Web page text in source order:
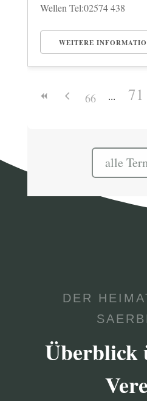
Wellen Tel:02574 438
WEITERE
66 71
alle
DER
Überblick